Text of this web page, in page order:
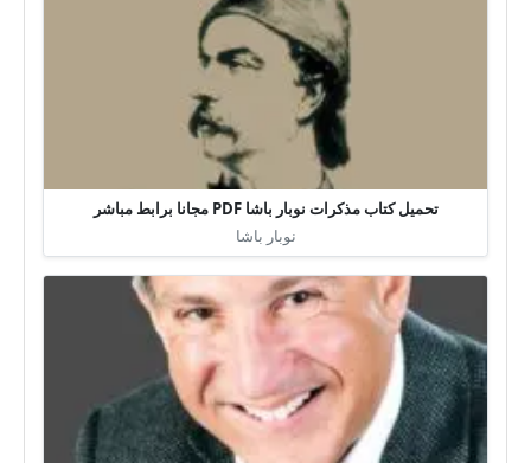
تحميل كتاب مذكرات نوبار باشا PDF مجانا برابط مباشر
نوبار باشا